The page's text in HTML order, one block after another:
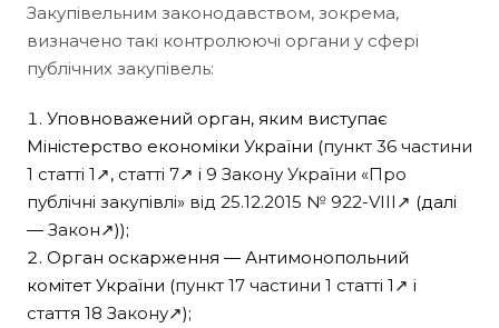
Закупівельним законодавством, зокрема,
визначено такі контролюючі органи у сфері
публічних закупівель:
Уповноважений орган, яким виступає
Міністерство економіки України (пункт 36 частини
1 статті 1↗, статті 7↗ і 9 Закону України «Про
публічні закупівлі» від 25.12.2015 № 922-VIII↗ (далі
— Закон↗));
Орган оскарження — Антимонопольний
комітет України (пункт 17 частини 1 статті 1↗ і
стаття 18 Закону↗);